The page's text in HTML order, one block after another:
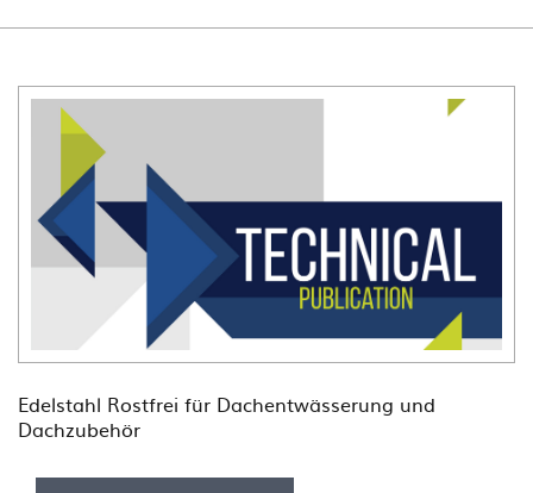
Edelstahl Rostfrei für Dachentwässerung und
Dachzubehör